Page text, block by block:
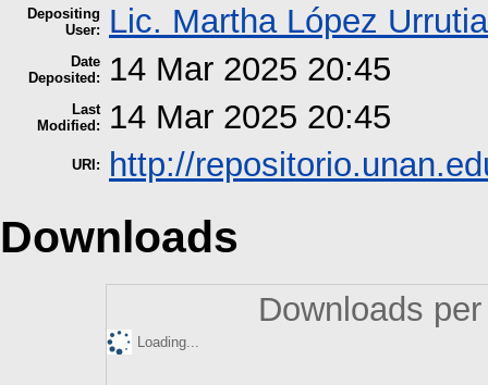
Depositing
User:
Lic. Martha López Urrutia
Date
Deposited:
14 Mar 2025 20:45
Last
Modified:
14 Mar 2025 20:45
URI: http://
Downloads
Downloads
Loading...